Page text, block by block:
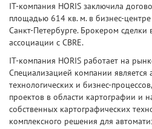
IT-компания HORIS заключила
площадью 614 кв. м. в бизнес-центре
Санкт-Петербурге. Брокером
ассоциации с CBRE.
IT-компания HORIS работает на
Специализацией компании является
технологических и бизнес-
проектов в области картографии и
собственных картографических
комплексного решения для